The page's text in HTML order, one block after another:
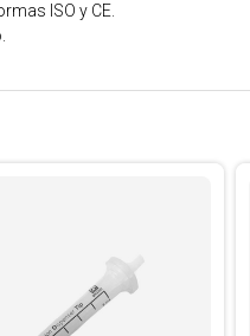
ISO y CE.